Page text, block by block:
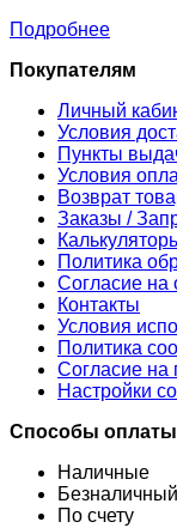
Подробнее
Покупателям
Личный
Условия
Пункты
Условия
Возврат
Заказы /
Политика
Согласие на
Контакты
Условия
Политика
Согласие на
Настройки
Способы оплаты
Наличные
По счету